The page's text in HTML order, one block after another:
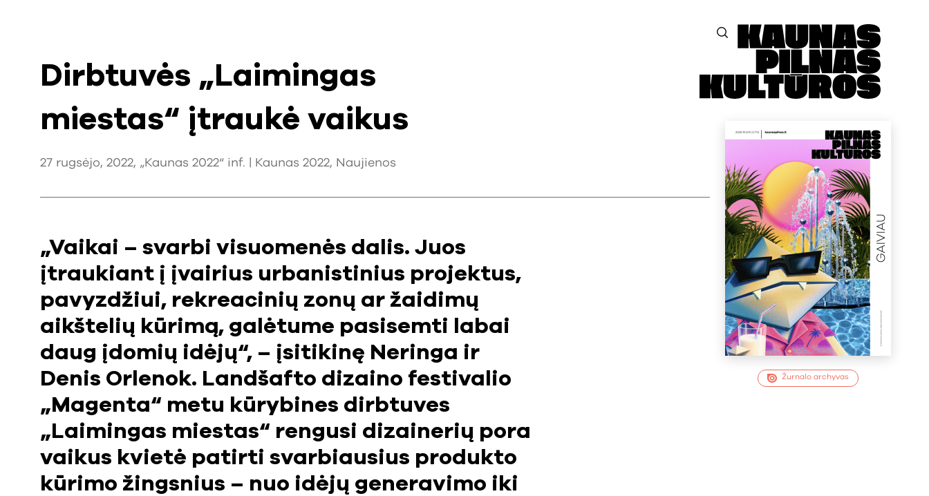
Žurnalo archyvas
Dirbtuvės „Laimingas
miestas“ įtraukė vaikus
27 rugsėjo, 2022, „Kaunas 2022“ inf. | Kaunas 2022, Naujienos
„Vaikai – svarbi visuomenės dalis. Juos
įtraukiant į įvairius urbanistinius projektus,
pavyzdžiui, rekreacinių zonų ar žaidimų
aikštelių kūrimą, galėtume pasisemti labai
daug įdomių idėjų“, – įsitikinę Neringa ir
Denis Orlenok. Landšafto dizaino festivalio
„Magenta“ metu kūrybines dirbtuves
„Laimingas miestas“ rengusi dizainerių pora
vaikus kvietė patirti svarbiausius produkto
kūrimo žingsnius – nuo idėjų generavimo iki